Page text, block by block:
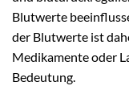
Blutwerte
der Blutwerte ist
Medikamente oder
Bedeutung.